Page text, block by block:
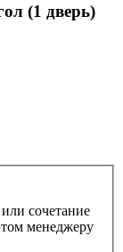
(1 дверь)
сочетание
менеджеру